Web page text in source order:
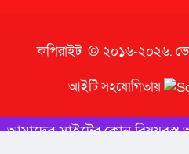
কপিরাইট © ২০১৬-২০২৬.
আইটি সহযোগিতায়
আমাদের সাইটের কোন বিষয়বস্তু